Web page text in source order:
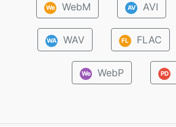
We WebM AV AVI
WA WAV FL FLAC
We WebP PD